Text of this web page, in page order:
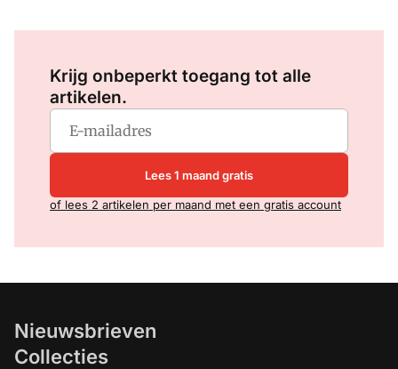
Krijg onbeperkt toegang tot alle
artikelen.
Lees 1 maand gratis
of lees 2 artikelen per maand met een gratis account
Nieuwsbrieven
Collecties